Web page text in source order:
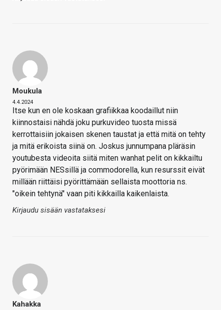
Moukula
4.4.2024
Itse kun en ole koskaan grafiikkaa koodaillut niin
kiinnostaisi nähdä joku purkuvideo tuosta missä
kerrottaisiin jokaisen skenen taustat ja että mitä on tehty
ja mitä erikoista siinä on. Joskus junnumpana pläräsin
youtubesta videoita siitä miten wanhat pelit on kikkailtu
pyörimään NESsillä ja commodorella, kun resurssit eivät
millään riittäisi pyörittämään sellaista moottoria ns.
"oikein tehtynä" vaan piti kikkailla kaikenlaista.
Kirjaudu sisään vastataksesi
Kahakka